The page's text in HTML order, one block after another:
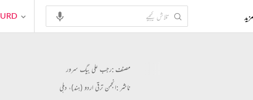
مصنف :رجب علی بیگ سرور
ناشر :انجمن ترقی اردو (ہند)، دہلی
مزید URD